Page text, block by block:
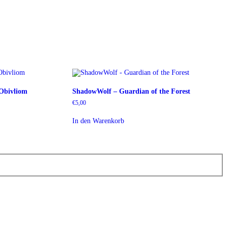
ShadowWolf – Guardian of the Forest
€5,00
In den Warenkorb